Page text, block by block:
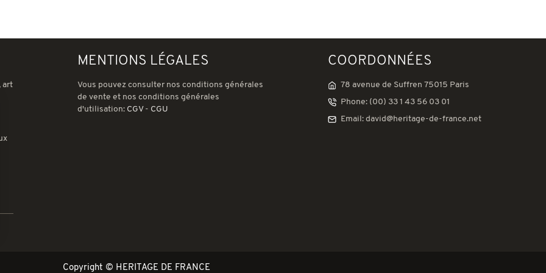
art
MENTIONS LÉGALES
Vous pouvez consulter nos conditions générales
de vente et nos conditions générales
d'utilisation: CGV- CGU
COORDONNÉES
78 avenue de Suffren 75015 Paris
Phone: (00) 33 1 43 56 03 01
Email: david@heritage-de-france.net
Copyright © HERITAGE DE FRANCE
de confidentialité, en garantissant la conformité avec les réglementations. Personnalisez vos préférences pour contrôler la manière